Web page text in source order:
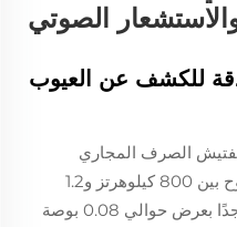
الصوتي
للكشف عن العيوب
الصرف المجاري
مجسات سونار تعمل بترددات تتراوح بين 800 كيلوهرتز و1.2
ميغاهرتز لاكتشاف شقوق صغيرة جدًا بعرض حوالي 0.08 بوصة